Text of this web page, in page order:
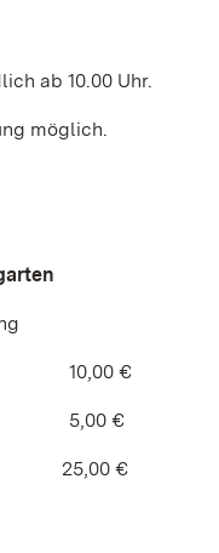
ab 10.00 Uhr.
möglich.
10,00 €
5,00 €
€